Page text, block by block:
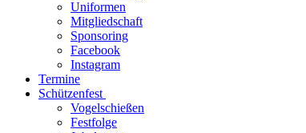
Uniformen
Mitgliedschaft
Sponsoring
Facebook
Instagram
Termine
Schützenfest
Vogelschießen
Festfolge